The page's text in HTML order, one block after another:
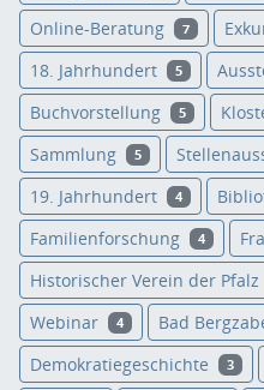
Online-Beratung 7
18. Jahrhundert 5
Buchvorstellung 5
Sammlung 5
19. Jahrhundert 4
Familienforschung 4
Historischer Verein der Pfalz
Webinar 4 Bad
Demokratiegeschichte 3